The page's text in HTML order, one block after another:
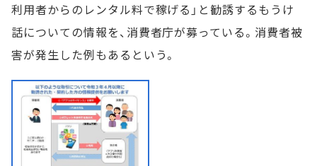
利用者からのレンタル料で稼げる」と勧誘するもうけ
話についての情報を、消費者庁が募っている。消費者被
害が発生した例もあるという。